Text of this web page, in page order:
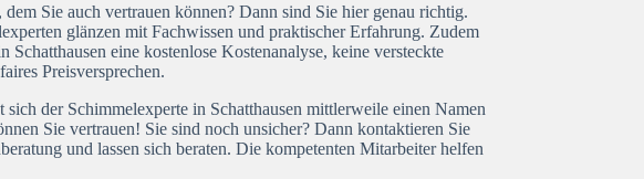
dem Sie auch vertrauen können? Dann sind Sie hier genau richtig.
glänzen mit Fachwissen und praktischer Erfahrung. Zudem
Schatthausen eine kostenlose Kostenanalyse, keine versteckte
Preisversprechen.
der Schimmelexperte in Schatthausen mittlerweile einen Namen
Sie vertrauen! Sie sind noch unsicher? Dann kontaktieren Sie
und lassen sich beraten. Die kompetenten Mitarbeiter helfen